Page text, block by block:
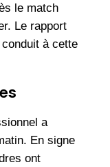
le match
Le rapport
à cette
a
En signe
ont